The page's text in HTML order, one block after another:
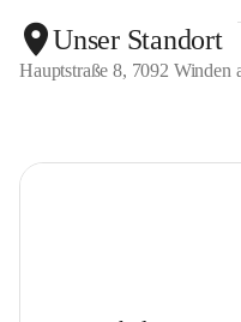
Unser Standort
Hauptstraße 8, 7092 Winden